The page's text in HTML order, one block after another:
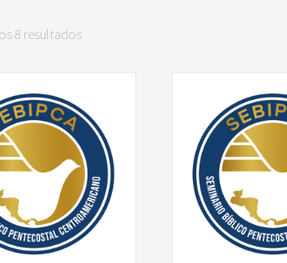
8 resultados